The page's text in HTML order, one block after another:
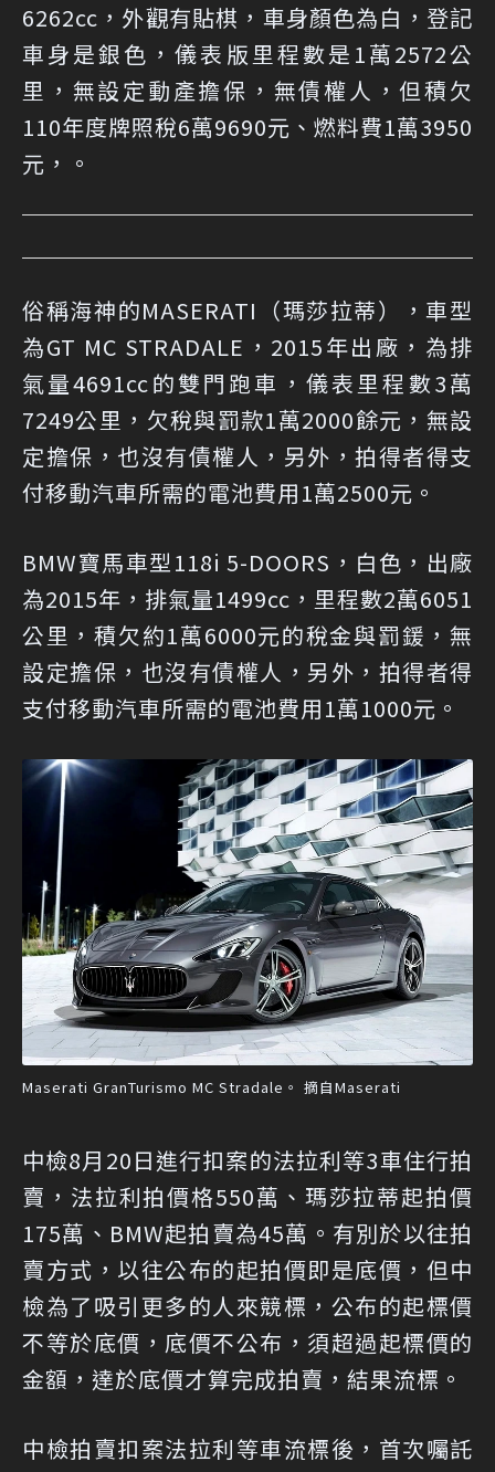
6262cc，外觀有貼棋，車身顏色為白，登記
車身是銀色，儀表版里程數是1萬2572公
里，無設定動產擔保，無債權人，但積欠
110年度牌照稅6萬9690元、燃料費1萬3950
元，。
俗稱海神的MASERATI（瑪莎拉蒂），車型
為GT MC STRADALE，2015年出廠，為排
氣量4691cc的雙門跑車，儀表里程數3萬
7249公里，欠稅與罰款1萬2000餘元，無設
定擔保，也沒有債權人，另外，拍得者得支
付移動汽車所需的電池費用1萬2500元。
BMW寶馬車型118i 5-DOORS，白色，出廠
為2015年，排氣量1499cc，里程數2萬6051
公里，積欠約1萬6000元的稅金與罰鍰，無
設定擔保，也沒有債權人，另外，拍得者得
支付移動汽車所需的電池費用1萬1000元。
Maserati GranTurismo MC Stradale。 摘自Maserati
中檢8月20日進行扣案的法拉利等3車住行拍
賣，法拉利拍價格550萬、瑪莎拉蒂起拍價
175萬、BMW起拍賣為45萬。有別於以往拍
賣方式，以往公布的起拍價即是底價，但中
檢為了吸引更多的人來競標，公布的起標價
不等於底價，底價不公布，須超過起標價的
金額，達於底價才算完成拍賣，結果流標。
中檢拍賣扣案法拉利等車流標後，首次囑託